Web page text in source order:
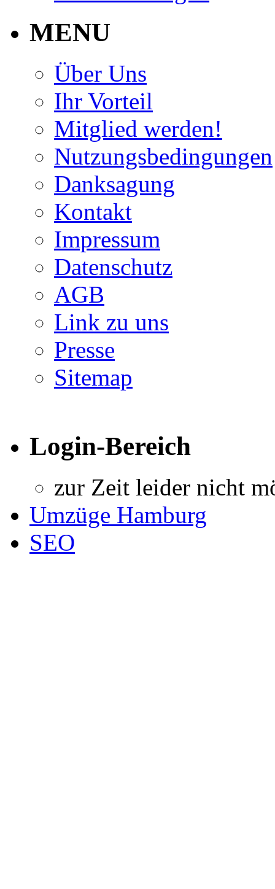
MENU
Über Uns
Ihr Vorteil
Mitglied werden!
Nutzungsbedingungen
Danksagung
Kontakt
Impressum
Datenschutz
AGB
Link zu uns
Presse
Sitemap
Login-Bereich
zur Zeit leider nicht
Umzüge Hamburg
SEO